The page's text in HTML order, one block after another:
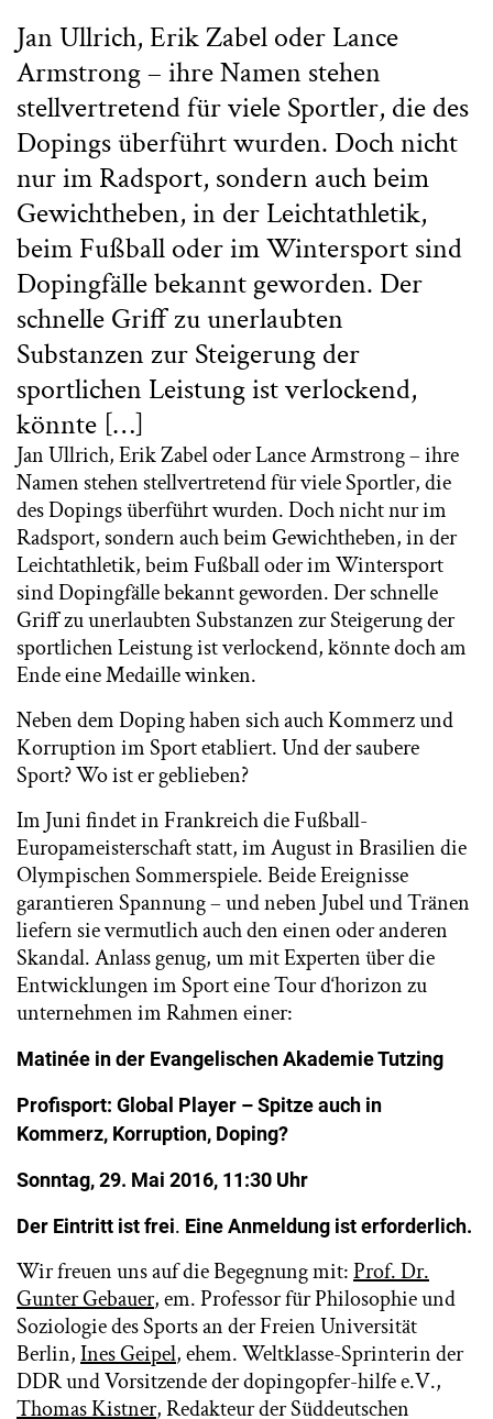
Jan Ullrich, Erik Zabel oder Lance
Armstrong – ihre Namen stehen
stellvertretend für viele Sportler, die des
Dopings überführt wurden. Doch nicht
nur im Radsport, sondern auch beim
Gewichtheben, in der Leichtathletik,
beim Fußball oder im Wintersport sind
Dopingfälle bekannt geworden. Der
schnelle Griff zu unerlaubten
Substanzen zur Steigerung der
sportlichen Leistung ist verlockend,
könnte […]
Jan Ullrich, Erik Zabel oder Lance Armstrong – ihre
Namen stehen stellvertretend für viele Sportler, die
des Dopings überführt wurden. Doch nicht nur im
Radsport, sondern auch beim Gewichtheben, in der
Leichtathletik, beim Fußball oder im Wintersport
sind Dopingfälle bekannt geworden. Der schnelle
Griff zu unerlaubten Substanzen zur Steigerung der
sportlichen Leistung ist verlockend, könnte doch am
Ende eine Medaille winken.
Neben dem Doping haben sich auch Kommerz und
Korruption im Sport etabliert. Und der saubere
Sport? Wo ist er geblieben?
Im Juni findet in Frankreich die Fußball-
Europameisterschaft statt, im August in Brasilien die
Olympischen Sommerspiele. Beide Ereignisse
garantieren Spannung – und neben Jubel und Tränen
liefern sie vermutlich auch den einen oder anderen
Skandal. Anlass genug, um mit Experten über die
Entwicklungen im Sport eine Tour d‘horizon zu
unternehmen im Rahmen einer:
Matinée in der Evangelischen Akademie Tutzing
Profisport: Global Player – Spitze auch in
Kommerz, Korruption, Doping?
Sonntag, 29. Mai 2016, 11:30 Uhr
Der Eintritt ist frei. Eine Anmeldung ist erforderlich.
Wir freuen uns auf die Begegnung mit:Prof. Dr.
Gunter Gebauer, em. Professor für Philosophie und
Soziologie des Sports an der Freien Universität
Berlin,Ines Geipel, ehem. Weltklasse-Sprinterin der
DDR und Vorsitzende der dopingopfer-hilfe e.V.,
Thomas Kistner, Redakteur der Süddeutschen